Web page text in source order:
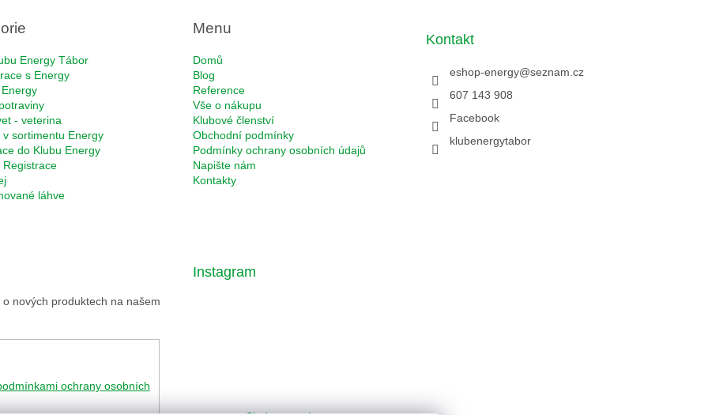
Energy Tábor
s Energy
- veterina
v sortimentu Energy
do Klubu Energy
Registrace
láhve
Menu
Domů
Blog
Reference
Vše o nákupu
Klubové členství
Obchodní podmínky
Podmínky ochrany osobních údajů
Napište nám
Kontakty
Kontakt
eshop-energy@seznam.cz
607 143 908
Facebook
klubenergytabor
nových produktech na našem
ochrany osobních
Instagram